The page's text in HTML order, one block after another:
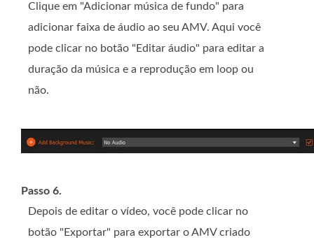
Clique em "Adicionar música de fundo" para
adicionar faixa de áudio ao seu AMV. Aqui você
pode clicar no botão "Editar áudio" para editar a
duração da música e a reprodução em loop ou
não.
Passo 6.
Depois de editar o vídeo, você pode clicar no
botão "Exportar" para exportar o AMV criado